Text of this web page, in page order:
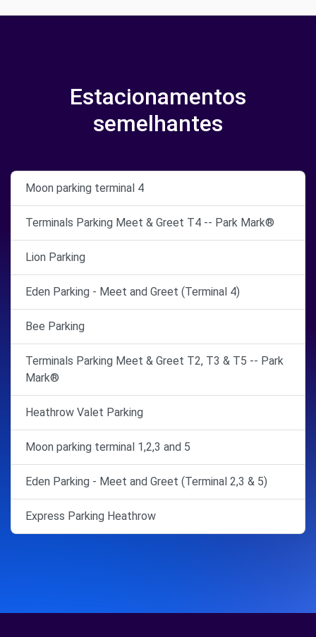
Estacionamentos
semelhantes
Moon parking terminal 4
Terminals Parking Meet & Greet T4 -- Park Mark®
Lion Parking
Eden Parking - Meet and Greet (Terminal 4)
Bee Parking
Terminals Parking Meet & Greet T2, T3 & T5 -- Park
Mark®
Heathrow Valet Parking
Moon parking terminal 1,2,3 and 5
Eden Parking - Meet and Greet (Terminal 2,3 & 5)
Express Parking Heathrow